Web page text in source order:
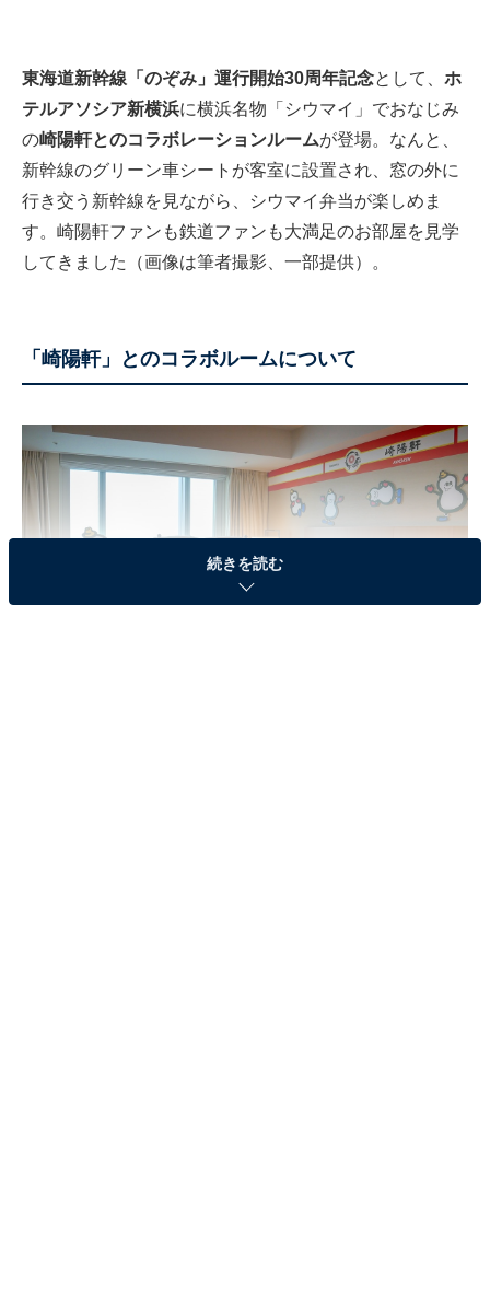
東海道新幹線「のぞみ」運行開始30周年記念として、 ホ
テルアソシア新横浜に横浜名物「シウマイ」でおなじみ
の崎陽軒とのコラボレーションルームが登場。なんと、
新幹線のグリーン車シートが客室に設置され、窓の外に
行き交う新幹線を見ながら、シウマイ弁当が楽しめま
す。崎陽軒ファンも鉄道ファンも大満足のお部屋を見学
してきました（画像は筆者撮影、一部提供）。
「崎陽軒」とのコラボルームについて
続きを読む